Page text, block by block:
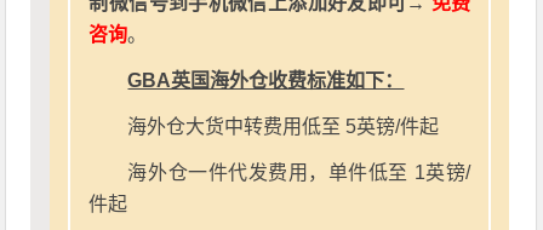
咨询。
GBA英国海外仓收费标准如下：
海外仓大货中转费用低至 5英镑/件起
海外仓一件代发费用，单件低至 1英镑/
件起